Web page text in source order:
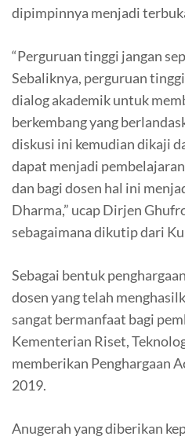
dipimpinnya menjadi
“Perguruan tinggi jangan
Sebaliknya, perguruan
dialog akademik untuk
berkembang yang
diskusi ini kemudian dikaji
dapat menjadi
dan bagi dosen hal ini
Dharma,” ucap Dirjen
sebagaimana dikutip dari
Sebagai bentuk
dosen yang telah
sangat bermanfaat bagi
Kementerian Riset,
memberikan Penghargaan
2019.
Anugerah yang diberikan